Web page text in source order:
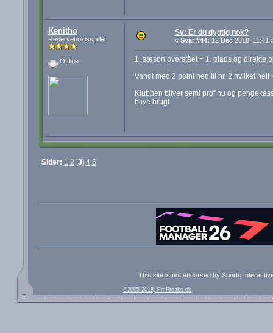
Kenitho
Reserveholdsspiller
Offline
Sv: Er du dygtig nok?
« Svar #44: 12 Dec 2018, 11:41
1. sæson overstået = 1. plads og direkte
Vandt med 2 point ned til nr. 2 hvilket
Klubben bliver semi prof nu og
blive brugt.
Sider: 1 2 [3] 4 5
This site is not endorsed by Sports
©2005-2018, FmFreaks.dk